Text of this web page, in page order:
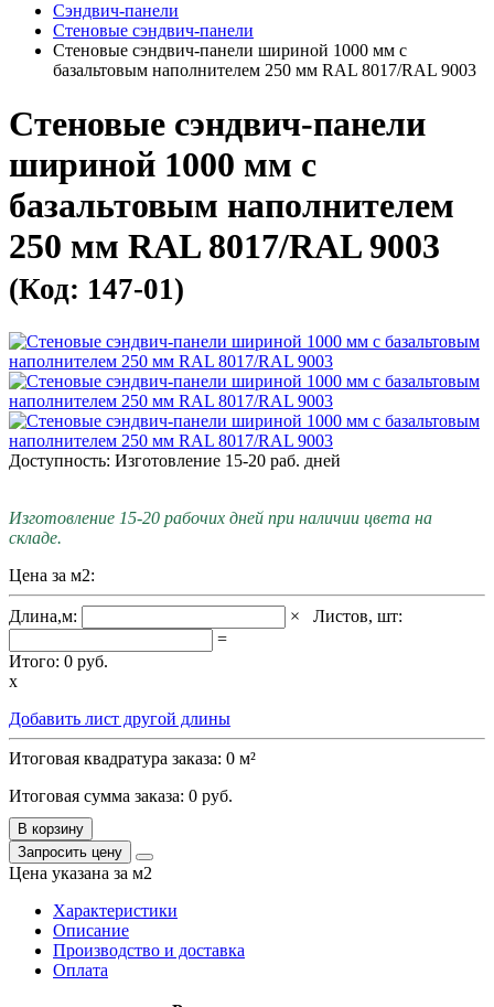
Сэндвич-панели
Стеновые сэндвич-панели
Стеновые сэндвич-панели шириной 1000 мм с
базальтовым наполнителем 250 мм RAL 8017/RAL 9003
Стеновые сэндвич-панели
шириной 1000 мм с
базальтовым наполнителем
250 мм RAL 8017/RAL 9003
(Код: 147-01)
Доступность: Изготовление 15-20 раб. дней
Изготовление 15-20 рабочих дней при наличии цвета на
складе.
Цена за м2:
Длина,м: × Листов, шт:
=
Итого: 0 руб.
x
Добавить лист другой длины
Итоговая квадратура заказа: 0 м²
Итоговая сумма заказа: 0 руб.
В корзину
Запросить цену
Цена указана за м2
Характеристики
Описание
Производство и доставка
Оплата